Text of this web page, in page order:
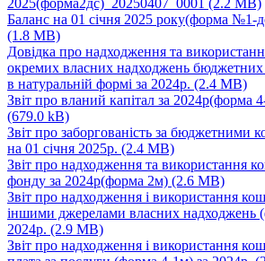
2025(форма2дс)_20250407_0001 (2.2 MB)
Баланс на 01 січня 2025 року(форма №1-
(1.8 MB)
Довідка про надходження та
окремих власних надходжень
в натуральній формі за 2024р. (2.4 MB)
Звіт про вланий капітал за 2024р(форма
(679.0 kB)
Звіт про заборгованість за бюджетними
на 01 січня 2025р. (2.4 MB)
Звіт про надходження та використання
фонду за 2024р(форма 2м) (2.6 MB)
Звіт про надходження і використання
іншими джерелами власних надходжень
2024р. (2.9 MB)
Звіт про надходження і використання